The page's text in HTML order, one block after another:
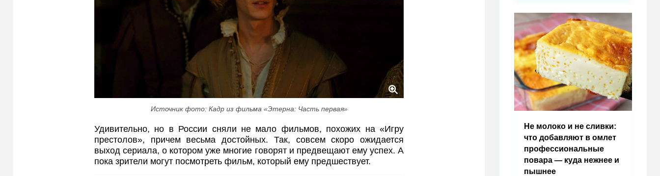
Источник фото: Кадр из фильма «‎Этерна: Часть первая»
Удивительно, но в России сняли не мало фильмов, похожих на «Игру
престолов», причем весьма достойных. Так, совсем скоро ожидается
выход сериала, о котором уже многие говорят и предвещают ему успех. А
пока зрители могут посмотреть фильм, который ему предшествует.
Не молоко и не сливки:
что добавляют в омлет
профессиональные
повара — куда нежнее и
пышнее